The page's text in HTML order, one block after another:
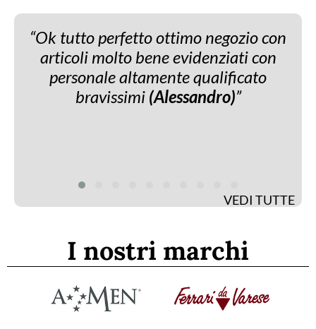
Ok tutto perfetto ottimo negozio con
articoli molto bene evidenziati con
personale altamente qualificato
bravissimi (Alessandro)
VEDI TUTTE
I nostri marchi